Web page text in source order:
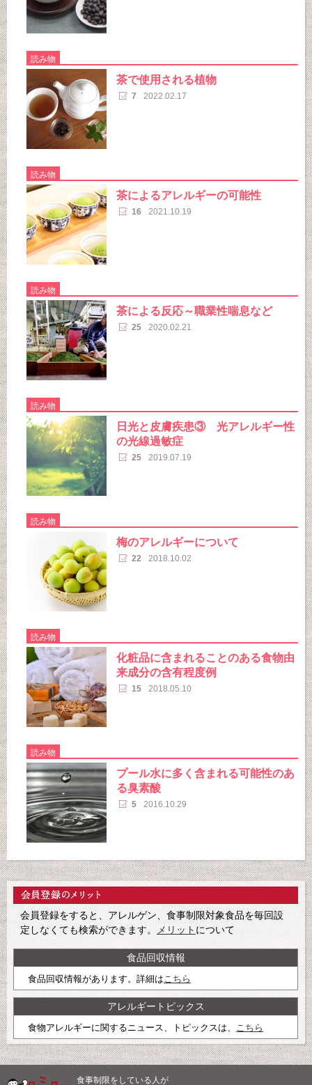
読み物
茶で使用される植物
7 2022.02.17
読み物
茶によるアレルギーの可能性
16 2021.10.19
読み物
茶による反応～職業性喘息など
25 2020.02.21
読み物
日光と皮膚疾患③ 光アレルギー性
の光線過敏症
25 2019.07.19
読み物
梅のアレルギーについて
22 2018.10.02
読み物
化粧品に含まれることのある食物由
来成分の含有程度例
15 2018.05.10
読み物
プール水に多く含まれる可能性のあ
る臭素酸
5 2016.10.29
会員登録をすると、アレルゲン、食事制限対象食品を毎回設
定しなくても検索ができます。
メリット について
食品回収情報
食品回収情報があります。詳細はこちら
アレルギートピックス
食物アレルギーに関するニュース、トピックスは、 こちら
食事制限をしている人が